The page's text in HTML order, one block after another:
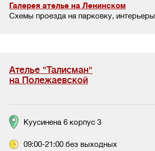
Галерея ателье на Ленинском
Схемы проезда на парковку, интерьеры
Ателье "Талисман"
на Полежаевской
Куусинена 6 корпус 3
09:00-21:00 без выходных